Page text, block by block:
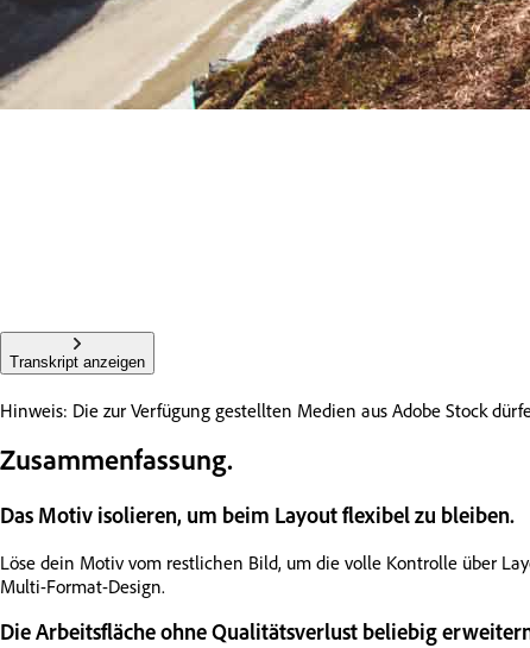
Transkript anzeigen
Hinweis: Die zur Verfügung gestellten Medien aus Adobe Stock
Zusammenfassung.
Das Motiv isolieren, um beim Layout flexibel zu bleiben.
Löse dein Motiv vom restlichen Bild, um die volle Kontrolle über
Multi-Format-Design.
Die Arbeitsfläche ohne Qualitätsverlust beliebig